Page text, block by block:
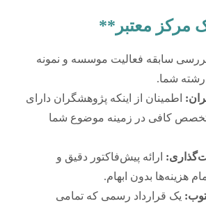
مرکز معتبر**
سابقه فعالیت موسسه و نمونه
رشته شما.
اطمینان از اینکه پژوهشگران دارای
کافی در زمینه موضوع شما
ارائه پیش‌فاکتور دقیق و
هزینه‌ها بدون ابهام.
یک قرارداد رسمی که تمامی